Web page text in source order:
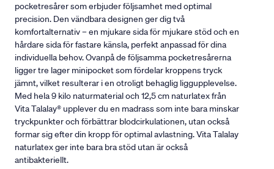
pocketresårer som erbjuder följsamhet med optimal
precision. Den vändbara designen ger dig två
komfortalternativ – en mjukare sida för mjukare stöd och en
hårdare sida för fastare känsla, perfekt anpassad för dina
individuella behov. Ovanpå de följsamma pocketresårerna
ligger tre lager minipocket som fördelar kroppens tryck
jämnt, vilket resulterar i en otroligt behaglig liggupplevelse.
Med hela 9 kilo naturmaterial och 12,5 cm naturlatex från
Vita Talalay® upplever du en madrass som inte bara minskar
tryckpunkter och förbättrar blodcirkulationen, utan också
formar sig efter din kropp för optimal avlastning. Vita Talalay
naturlatex ger inte bara bra stöd utan är också
antibakteriellt.